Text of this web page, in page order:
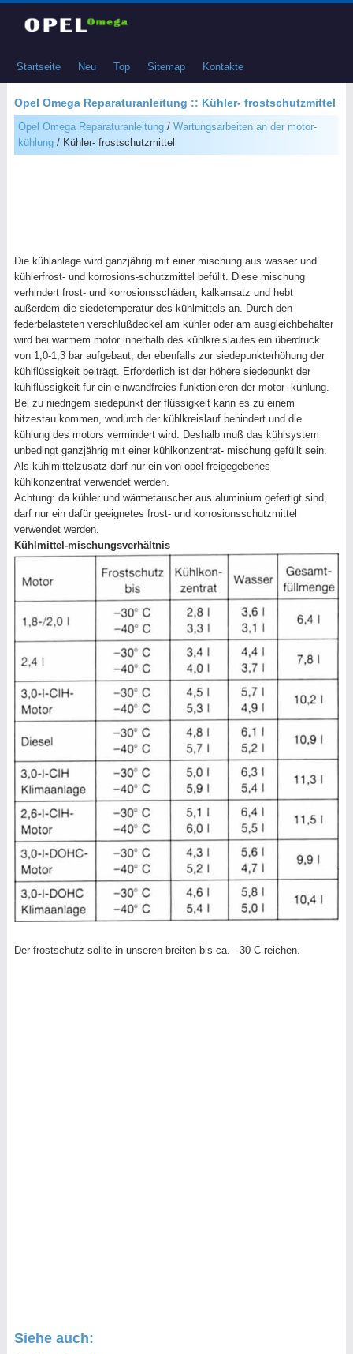
Startseite Neu Top Sitemap Kontakte
Opel Omega Reparaturanleitung :: Kühler- frostschutzmittel
Opel Omega Reparaturanleitung/ Wartungsarbeiten an der motor-
kühlung/ Kühler- frostschutzmittel
Die kühlanlage wird ganzjährig mit einer mischung aus wasser und
kühlerfrost- und korrosions-schutzmittel befüllt. Diese mischung
verhindert frost- und korrosionsschäden, kalkansatz und hebt
außerdem die siedetemperatur des kühlmittels an. Durch den
federbelasteten verschlußdeckel am kühler oder am ausgleichbehälter
wird bei warmem motor innerhalb des kühlkreislaufes ein überdruck
von 1,0-1,3 bar aufgebaut, der ebenfalls zur siedepunkterhöhung der
kühlflüssigkeit beiträgt. Erforderlich ist der höhere siedepunkt der
kühlflüssigkeit für ein einwandfreies funktionieren der motor- kühlung.
Bei zu niedrigem siedepunkt der flüssigkeit kann es zu einem
hitzestau kommen, wodurch der kühlkreislauf behindert und die
kühlung des motors vermindert wird. Deshalb muß das kühlsystem
unbedingt ganzjährig mit einer kühlkonzentrat- mischung gefüllt sein.
Als kühlmittelzusatz darf nur ein von opel freigegebenes
kühlkonzentrat verwendet werden.
Achtung: da kühler und wärmetauscher aus aluminium gefertigt sind,
darf nur ein dafür geeignetes frost- und korrosionsschutzmittel
verwendet werden.
Kühlmittel-mischungsverhältnis
Der frostschutz sollte in unseren breiten bis ca. - 30 C reichen.
Siehe auch: